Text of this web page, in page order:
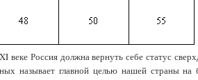
Россия должна вернуть себе статус
называет главной целью нашей страны на